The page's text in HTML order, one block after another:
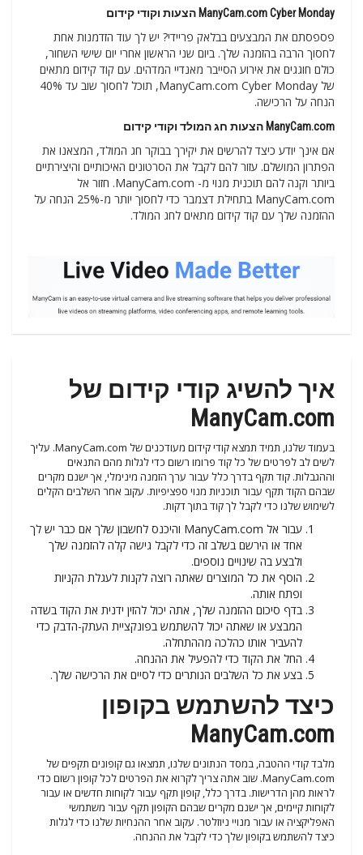
ManyCam.com Cyber Monday הצעות וקודי קידום
פספסתם את המבצעים בבלאק פריידי? יש לך עוד הזדמנות אחת
לחסוך הרבה בהזמנה שלך. ביום שני הראשון אחרי יום שישי השחור,
כולם חוגגים את אירוע הסייבר מאנדיי המדהים. עם קוד קידום מתאים
של ManyCam.com Cyber Monday, תוכל לחסוך שוב עד 40%
הנחה על הרכישה.
ManyCam.com הצעות חג המולד וקודי קידום
אם אינך יודע כיצד להרשים את יקירך בבוקר חג המולד, המצאנו את
הפתרון המושלם. עזור להם לקבל את הסרטונים האיכותיים והיצירתיים
ביותר וקנה להם תוכנית מנוי מ- ManyCam.com. חזור אל
ManyCam.com בתחילת דצמבר כדי לחסוך יותר מ-25% הנחה על
ההזמנה שלך עם קוד קידום מתאים לחג המולד.
איך להשיג קודי קידום של
ManyCam.com
בעמוד שלנו, תמיד תמצא קודי קידום מעודכנים של ManyCam.com. עליך
לשים לב לפרטים של כל קוד פרומו רשום כדי לגלות מהם התנאים
וההגבלות. קוד תקף בדרך כלל עבור ערך הזמנה מינימלי, אך ישנם מקרים
שבהם הקוד תקף עבור תוכניות מנוי ספציפיות. עקוב אחר השלבים הקלים
לשימוש שלנו כדי לקבל לך קוד בתוך דקות.
עבור אל ManyCam.com והיכנס לחשבון שלך אם כבר יש לך
אחד או הירשם בשלב זה כדי לקבל גישה קלה להזמנה שלך
ולבצע בה שינויים נוספים.
הוסף את כל המוצרים שאתה רוצה לקנות לעגלת הקניות
ופתח אותה.
בדף סיכום ההזמנה שלך, אתה יכול להזין ידנית את הקוד בשדה
המבצע או שאתה יכול להשתמש בפונקציית העתק-הדבק כדי
להעביר אותו כהלכה מההתחלה.
החל את הקוד כדי להפעיל את ההנחה.
בצע את כל השלבים הנותרים כדי לסיים את הרכישה שלך.
כיצד להשתמש בקופון
ManyCam.com
מלבד קודי ההטבה, במסד הנתונים שלנו, תמצאו גם קופונים תקפים של
ManyCam.com. שוב אתה צריך לקרוא את הפרטים לכל קופון רשום כדי
לראות מהן הדרישות. בדרך כלל, קופון תקף עבור לקוחות חדשים או עבור
לקוחות קיימים, אך ישנם מקרים שבהם הקופון תקף עבור משתמשי
האפליקציה או עבור מנויי ניוזלטר. עקוב אחר ההנחיות שלנו כדי לגלות
כיצד להשתמש בקופון שלך כדי לקבל את ההנחה.